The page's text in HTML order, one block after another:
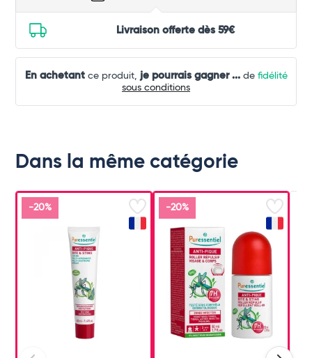
Livraison offerte dès 59€
En achetantce produit, je pourrais gagner ...de fidélité
sous conditions
Dans la même catégorie
-20% -20%